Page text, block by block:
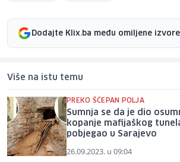
Dodajte Klix.ba među omiljene
Više na istu temu
PREKO ŠĆEPAN POLJA
Sumnja se da je dio
kopanje mafijaškog
pobjegao u Sarajevo
26.09.2023. u 09:04